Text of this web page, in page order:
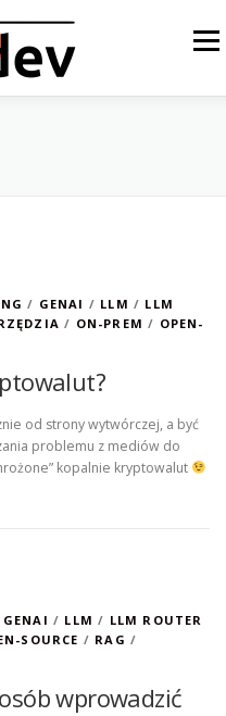
Menu
/ GENAI / LLM / LLM
/ ON-PREM / OPEN-
od strony wytwórczej, a być
problemu z mediów do
kopalnie kryptowalut
GENAI / LLM / LLM ROUTER
SOURCE / RAG /
wprowadzić